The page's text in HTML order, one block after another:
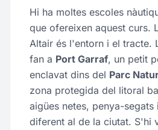
Hi ha moltes escoles
que ofereixen aquest curs.
Altair és l'entorn i el tracte.
fan a Port Garraf, un petit
enclavat dins del Parc
zona protegida del litoral
aigües netes, penya-
diferent al de la ciutat. S'hi